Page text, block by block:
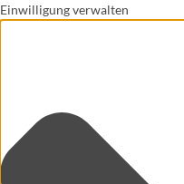
Einwilligung verwalten